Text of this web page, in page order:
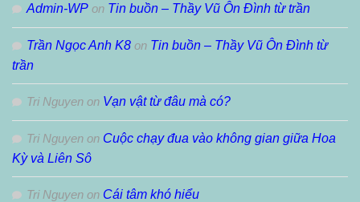
Admin-WP on Tin buồn – Thầy Vũ Ôn Đình từ trần
Trần Ngọc Anh K8 on Tin buồn – Thầy Vũ Ôn Đình từ
trần
Tri Nguyen on Vạn vật từ đâu mà có?
Tri Nguyen on Cuộc chạy đua vào không gian giữa Hoa
Kỳ và Liên Sô
Tri Nguyen on Cái tâm khó hiểu